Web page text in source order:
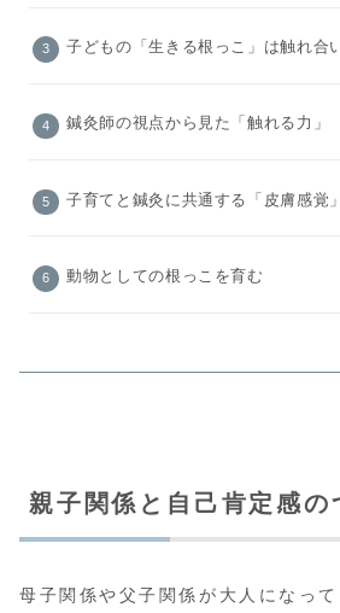
子どもの「生きる根っこ」は触れ合
鍼灸師の視点から見た「触れる力」
子育てと鍼灸に共通する「皮膚感覚」
動物としての根っこを育む
親子関係と自己肯定感の
母子関係や父子関係が大人になっ